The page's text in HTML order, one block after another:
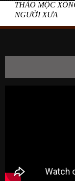
HOME
THẢO MỘC
NGƯỜI XƯA